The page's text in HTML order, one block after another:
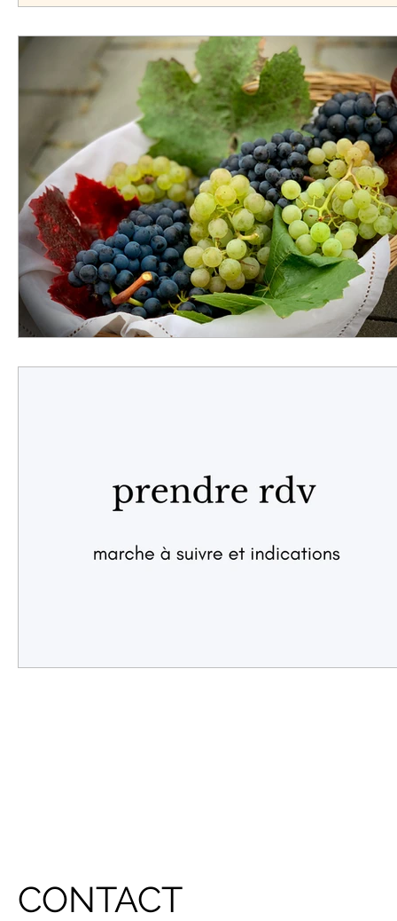
CONTACT